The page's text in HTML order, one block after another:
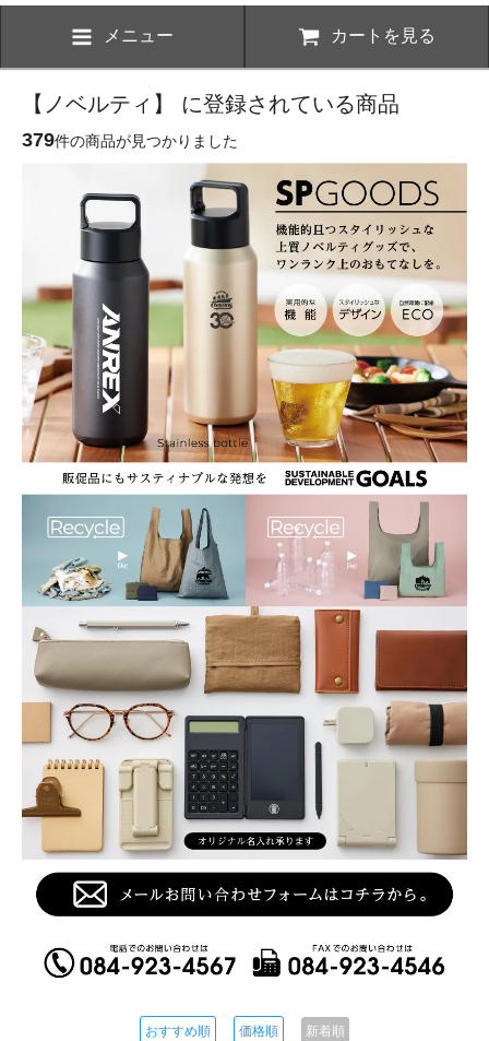
メニュー カートを見る
【ノベルティ】 に登録されている商品
379件の商品が見つかりました
おすすめ順 価格順 新着順